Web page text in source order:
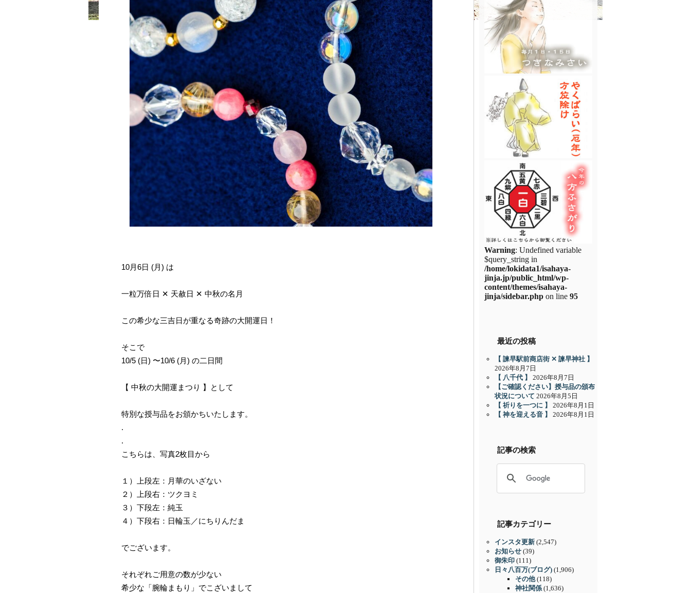
10月6日 (月) は
一粒万倍日 ✕ 天赦日 ✕ 中秋の名月
この希少な三吉日が重なる奇跡の大開運日！
そこで
10/5 (日) 〜10/6 (月) の二日間
【 中秋の大開運まつり 】として
特別な授与品をお頒かちいたします。
.
.
こちらは、写真2枚目から
１）上段左：月華のいざない
２）上段右：ツクヨミ
３）下段左：純玉
４）下段右：日輪玉／にちりんだま
でございます。
それぞれご用意の数が少ない
希少な「腕輪まもり」でこざいまして
Warning: Undefined variable
$query_string in
/home/lokidata1/isahaya-
jinja.jp/public_html/wp-
content/themes/isahaya-
jinja/sidebar.php on line 95
最近の投稿
【 諫早駅前商店街 ✕ 諫早神社 】
2026年8月7日
【 八千代 】
2026年8月7日
【ご確認ください】授与品の頒布
状況について 2026年8月5日
【 祈りを一つに 】
2026年8月1日
【 神を迎える音 】
2026年8月1日
記事の検索
記事カテゴリー
インスタ更新 (2,547)
お知らせ (39)
御朱印 (111)
日々八百万(ブログ) (1,906)
その他(118)
神社関係 (1,636)